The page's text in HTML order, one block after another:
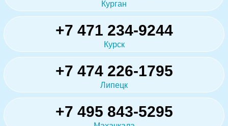
Курган
+7 471 234-9244
Курск
+7 474 226-1795
Липецк
+7 495 843-5295